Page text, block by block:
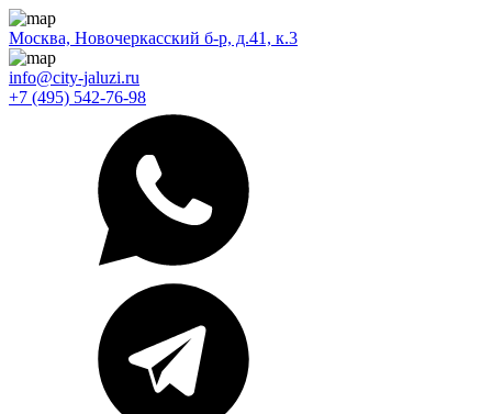
Москва, Новочеркасский б-р, д.41, к.3
info@city-jaluzi.ru
+7 (495) 542-76-98